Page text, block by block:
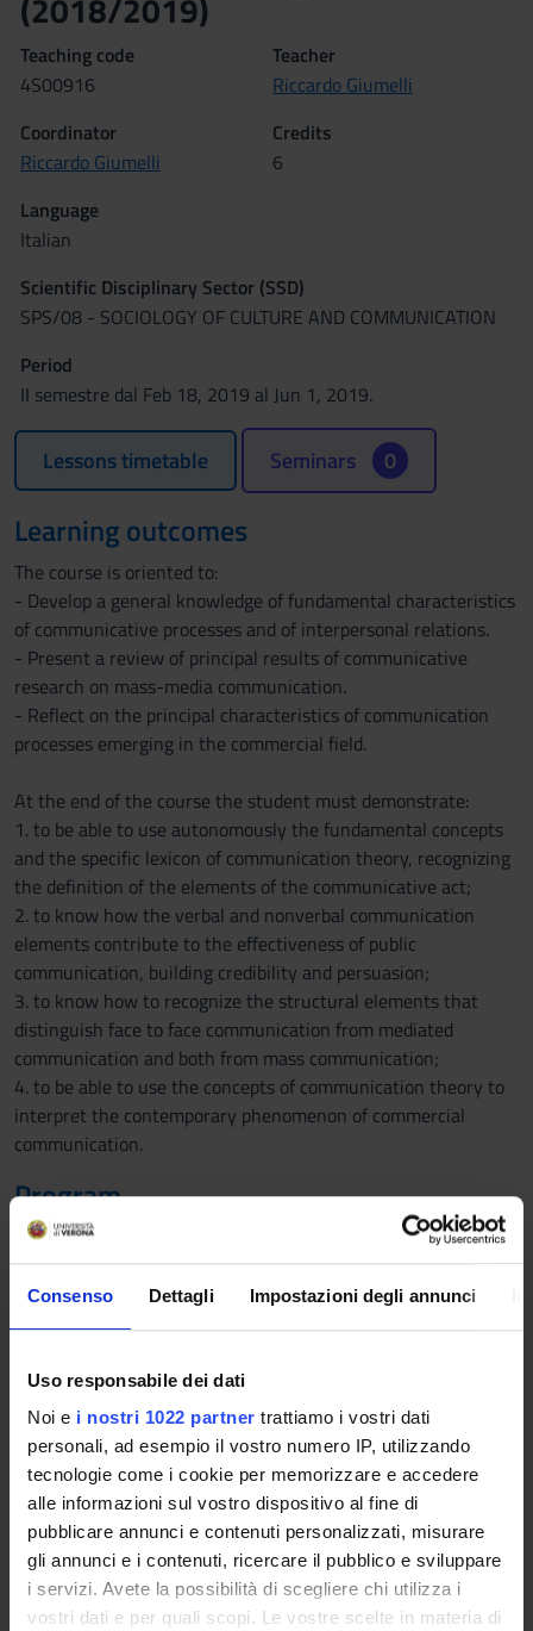
Consenso Dettagli Impostazioni degli annunci
Uso responsabile dei dati
Noi e i nostri 1022 partner trattiamo i vostri dati
personali, ad esempio il vostro numero IP, utilizzando
tecnologie come i cookie per memorizzare e accedere
alle informazioni sul vostro dispositivo al fine di
pubblicare annunci e contenuti personalizzati, misurare
gli annunci e i contenuti, ricercare il pubblico e sviluppare
i servizi. Avete la possibilità di scegliere chi utilizza i
vostri dati e per quali scopi. Le vostre scelte in materia di
Teaching code
4S00916
Teacher
Riccardo Giumelli
Coordinator
Riccardo Giumelli
Credits
6
Language
Italian
Scientific Disciplinary Sector (SSD)
SPS/08 - SOCIOLOGY OF CULTURE AND COMMUNICATION
Period
II semestre dal Feb 18, 2019 al Jun 1, 2019.
Lessons timetable Seminars 0
Learning outcomes
The course is oriented to:
- Develop a general knowledge of fundamental characteristics
of communicative processes and of interpersonal relations.
- Present a review of principal results of communicative
research on mass-media communication.
- Reflect on the principal characteristics of communication
processes emerging in the commercial field.
At the end of the course the student must demonstrate:
1. to be able to use autonomously the fundamental concepts
and the specific lexicon of communication theory, recognizing
the definition of the elements of the communicative act;
2. to know how the verbal and nonverbal communication
elements contribute to the effectiveness of public
communication, building credibility and persuasion;
3. to know how to recognize the structural elements that
distinguish face to face communication from mediated
communication and both from mass communication;
4. to be able to use the concepts of communication theory to
interpret the contemporary phenomenon of commercial
communication.
Program
The teaching program will cover the following contents:
Fundamental concepts (information, communication and
social report)
The communicative process
The functions of communication
The noise and dis-functions of communication
The forms of communication (non-verbal communication and
language)
The elements of effectiveness of public communication
The approaches to the study of communication
Mediated communication
Mass communication